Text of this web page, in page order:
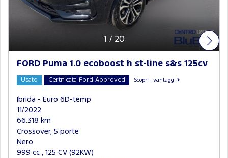
1 / 20
FORD Puma 1.0 ecoboost h st-line s&s 125cv
Usato Certificata Ford Approved Scopri i vantaggi
Ibrida - Euro 6D-temp
11/2022
66.318 km
Crossover, 5 porte
Nero
999 cc , 125 CV (92KW)